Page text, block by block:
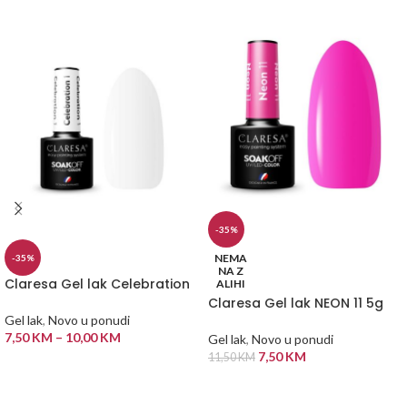
-35%
Claresa Gel lak Celebration
Gel lak, Novo u ponudi
7,50KM – 10,00KM
-35%
NEMA
NA Z
ALIHI
Claresa Gel lak NEON 11 5g
Gel lak, Novo u ponudi
11,50KM 7,50KM